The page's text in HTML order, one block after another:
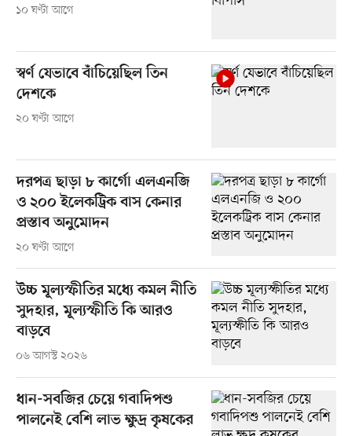
১০ ঘণ্টা আগে
স্বর্ণ যেভাবে বাঁচিয়েছিল তিন
দেশকে
২০ ঘণ্টা আগে
দরপত্র ছাড়া ৮ কার্গো এলএনজি
ও ২০০ ইলেকট্রিক বাস কেনার
প্রস্তাব অনুমোদন
২০ ঘণ্টা আগে
উচ্চ মূল্যস্ফীতির মধ্যে কমল নীতি
সুদহার, মূল্যস্ফীতি কি আরও
বাড়বে
০৬ আগস্ট ২০২৬
ধান-সবজির চেয়ে গবাদিপশু
পালনেই বেশি লাভ ক্ষুদ্র কৃষকের